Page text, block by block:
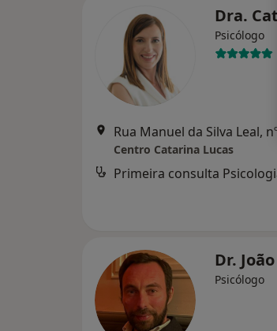
Dra.
Psicólogo
Rua Manuel da Silva Leal, nº
Centro Catarina Lucas
Primeira consulta
Dr.
Psicólogo